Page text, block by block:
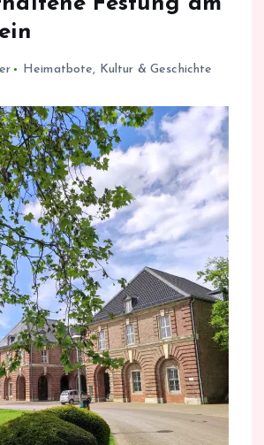
Heimatbote, Kultur & Geschichte